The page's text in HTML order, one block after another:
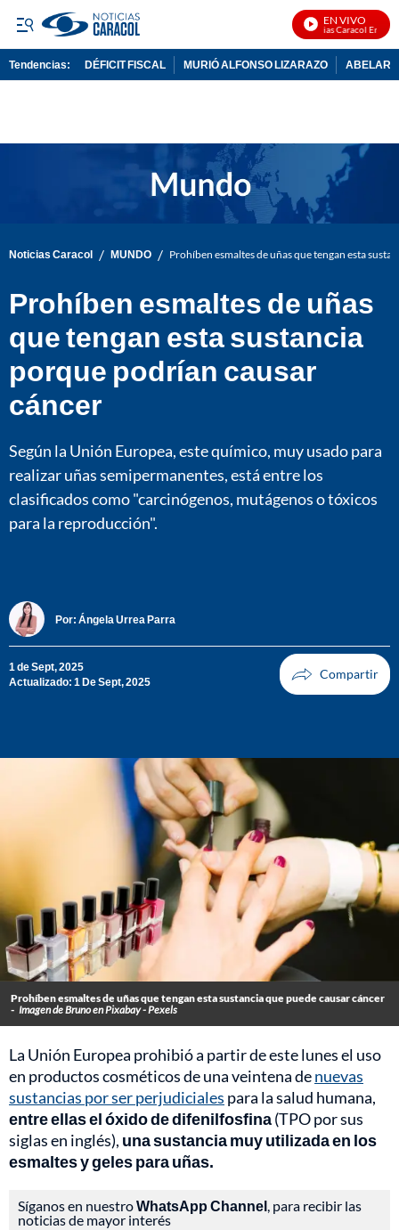
EN VIVO
Noticias Caracol En Vivo
Tendencias: DÉFICIT FISCAL MURIÓ ALFONSO LIZARAZO
Noticias Caracol / MUNDO / Prohíben esmaltes de uñas que tengan esta
Prohíben esmaltes de uñas
que tengan esta sustancia
porque podrían causar
cáncer
Según la Unión Europea, este químico, muy usado para
realizar uñas semipermanentes, está entre los
clasificados como "carcinógenos, mutágenos o tóxicos
para la reproducción".
Por: Ángela Urrea Parra
1 de Sept, 2025
Actualizado: 1 De Sept, 2025
Prohíben esmaltes de uñas que tengan esta sustancia que puede causar cáncer
- Imagen de Bruno en Pixabay - Pexels
La Unión Europea prohibió a partir de este lunes el uso
en productos cosméticos de una veintena denuevas
sustancias por ser perjudiciales para la salud humana,
entre ellas el óxido de difenilfosfina(TPO por sus
siglas en inglés), una sustancia muy utilizada en los
esmaltes y geles para uñas.
Síganos en nuestroWhatsApp Channel, para recibir las
noticias de mayor interés